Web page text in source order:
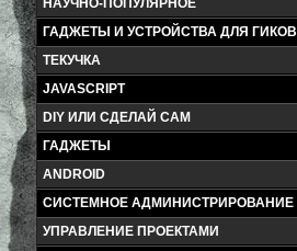
НАУЧНО-ПОПУЛЯРНОЕ
ГАДЖЕТЫ И УСТРОЙСТВА ДЛЯ ГИКОВ
ТЕКУЧКА
JAVASCRIPT
DIY ИЛИ СДЕЛАЙ САМ
ГАДЖЕТЫ
ANDROID
СИСТЕМНОЕ АДМИНИСТРИРОВАНИЕ
УПРАВЛЕНИЕ ПРОЕКТАМИ